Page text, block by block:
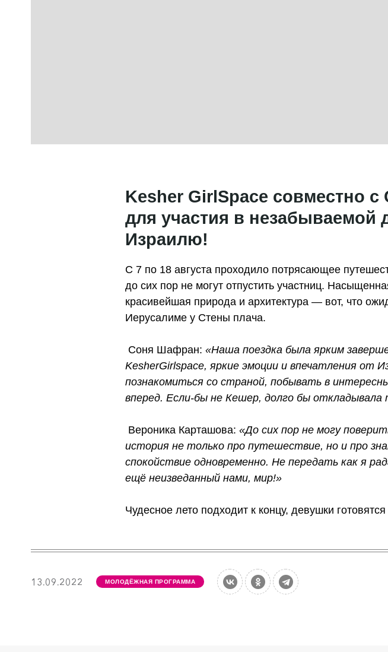
Kesher GirlSpace совместно
для участия в незабываемой
Израилю!
С 7 по 18 августа проходило потрясающее
до сих пор не могут отпустить участниц.
красивейшая природа и архитектура — вот, что
Иерусалиме у Стены плача.
Соня Шафран: «Наша поездка была ярким
KesherGirlspace, яркие эмоции и впечатления от
познакомиться со страной, побывать в
вперед. Если-бы не Кешер, долго бы
Вероника Карташова: «До сих пор не могу
история не только про путешествие, но и про
спокойствие одновременно. Не передать как я
ещё неизведанный нами, мир!»
Чудесное лето подходит к концу, девушки
13.09.2022 МОЛОДЁЖНАЯ ПРОГРАММА